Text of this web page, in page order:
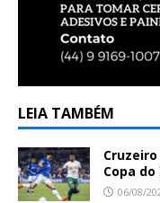
LEIA TAMBÉM
Copa
06/08/